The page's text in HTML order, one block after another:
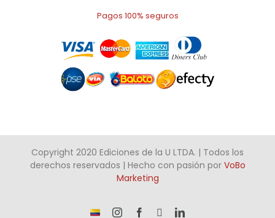
Pagos 100% seguros
Copyright 2020 Ediciones de la U LTDA. | Todos los
derechos reservados | Hecho con pasión por VoBo
Marketing
¡Somos InstagramFacebook LinkedIn